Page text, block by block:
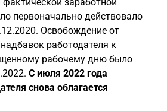
первоначально действовало
Освобождение от
работодателя к
рабочему дню было
С июля 2022 года
снова облагается